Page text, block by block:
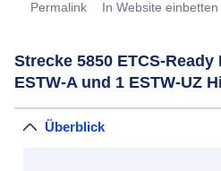
Permalink In Website einbetten
Strecke 5850 ETCS-
ESTW-A und 1 ESTW-UZ
Überblick